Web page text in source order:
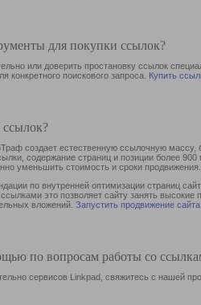
для покупки ссылок?
или доверить простановку ссылок
поискового запроса. Купить
создает естественную ссылочную
содержание страниц и позиции более
уменьшить стоимость и сроки продвижения.
по внутренней оптимизации страниц
это позволяет сайту занять
вложений. Запустить продвижение сайта
по вопросам работы со
сервисов Linkpad, свяжитесь с нашей